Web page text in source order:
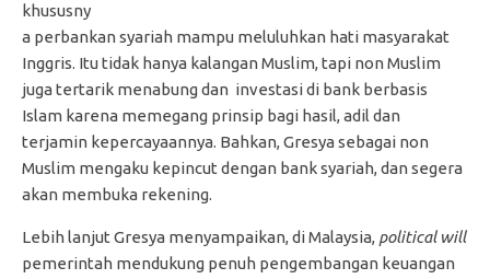
khususny
a perbankan syariah mampu meluluhkan hati masyarakat
Inggris. Itu tidak hanya kalangan Muslim, tapi non Muslim
juga tertarik menabung dan investasi di bank berbasis
Islam karena memegang prinsip bagi hasil, adil dan
terjamin kepercayaannya. Bahkan, Gresya sebagai non
Muslim mengaku kepincut dengan bank syariah, dan segera
akan membuka rekening.
Lebih lanjut Gresya menyampaikan, di Malaysia, political will
pemerintah mendukung penuh pengembangan keuangan